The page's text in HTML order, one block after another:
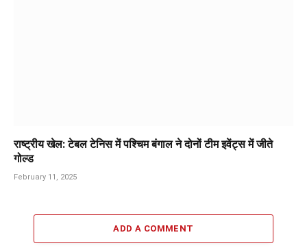
राष्ट्रीय खेल: टेबल टेनिस में पश्चिम बंगाल ने दोनों टीम इवेंट्स में जीते
गोल्ड
February 11, 2025
ADD A COMMENT